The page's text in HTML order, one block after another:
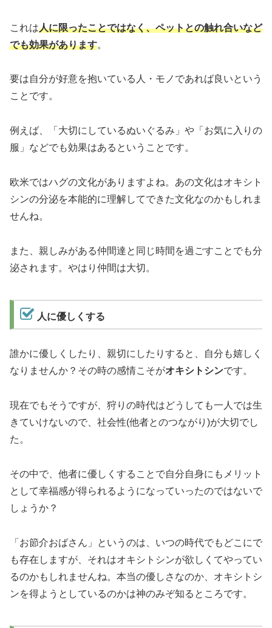
これは人に限ったことではなく、ペットとの触れ合いなど
でも効果があります。
要は自分が好意を抱いている人・モノであれば良いという
ことです。
例えば、「大切にしているぬいぐるみ」や「お気に入りの
服」などでも効果はあるということです。
欧米ではハグの文化がありますよね。あの文化はオキシト
シンの分泌を本能的に理解してできた文化なのかもしれま
せんね。
また、親しみがある仲間達と同じ時間を過ごすことでも分
泌されます。やはり仲間は大切。
人に優しくする
誰かに優しくしたり、親切にしたりすると、自分も嬉しく
なりませんか？その時の感情こそがオキシトシンです。
現在でもそうですが、狩りの時代はどうしても一人では生
きていけないので、社会性(他者とのつながり)が大切でし
た。
その中で、他者に優しくすることで自分自身にもメリット
として幸福感が得られるようになっていったのではないで
しょうか？
「お節介おばさん」というのは、いつの時代でもどこにで
も存在しますが、それはオキシトシンが欲しくてやってい
るのかもしれませんね。本当の優しさなのか、オキシトシ
ンを得ようとしているのかは神のみぞ知るところです。